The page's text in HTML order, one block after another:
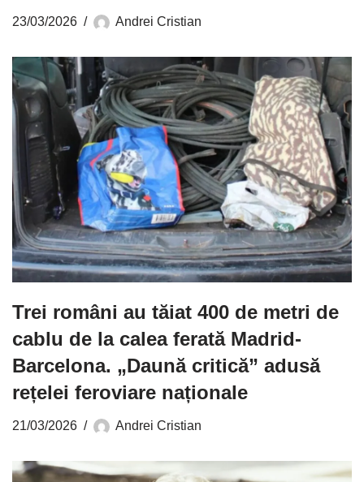
23/03/2026 Andrei Cristian
Trei români au tăiat 400 de metri de
cablu de la calea ferată Madrid-
Barcelona. „Daună critică” adusă
rețelei feroviare naționale
21/03/2026 Andrei Cristian